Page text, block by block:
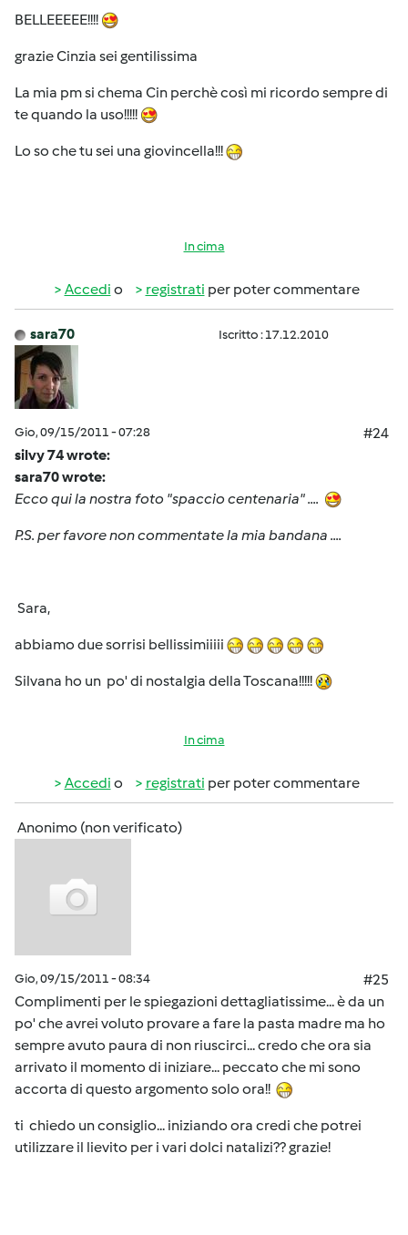
BELLEEEEE!!!!
grazie Cinzia sei gentilissima
La mia pm si chema Cin perchè così mi ricordo sempre di
te quando la uso!!!!!
Lo so che tu sei una giovincella!!!
In cima
Accedi o registrati per poter commentare
sara70 Iscritto : 17.12.2010
Gio, 09/15/2011 - 07:28
#24
silvy 74 wrote:
sara70 wrote:
Ecco qui la nostra foto "spaccio centenaria" ....
P.S. per favore non commentate la mia bandana ....
Sara,
abbiamo due sorrisi bellissimiiiii
Silvana ho un po' di nostalgia della Toscana!!!!!
In cima
Accedi o registrati per poter commentare
Anonimo (non verificato)
Gio, 09/15/2011 - 08:34
#25
Complimenti per le spiegazioni dettagliatissime... è da un
po' che avrei voluto provare a fare la pasta madre ma ho
sempre avuto paura di non riuscirci... credo che ora sia
arrivato il momento di iniziare... peccato che mi sono
accorta di questo argomento solo ora!!
ti chiedo un consiglio... iniziando ora credi che potrei
utilizzare il lievito per i vari dolci natalizi?? grazie!